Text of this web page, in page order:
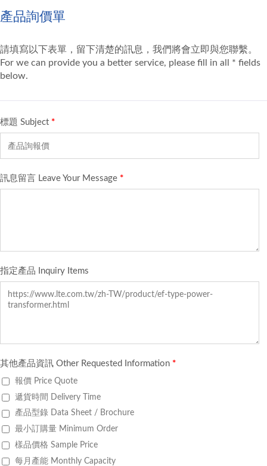
產品詢價單
請填寫以下表單，留下清楚的訊息，我們將會立即與您聯繫。
For we can provide you a better service, please fill in all * fields
below.
標題 Subject *
訊息留言 Leave Your Message *
指定產品 Inquiry Items
其他產品資訊 Other Requested Information *
報價 Price Quote
遞貨時間 Delivery Time
產品型錄 Data Sheet / Brochure
最小訂購量 Minimum Order
樣品價格 Sample Price
每月產能 Monthly Capacity